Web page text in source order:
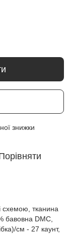
знижки
схемою, тканина
бавовна DMC,
см - 27 каунт,